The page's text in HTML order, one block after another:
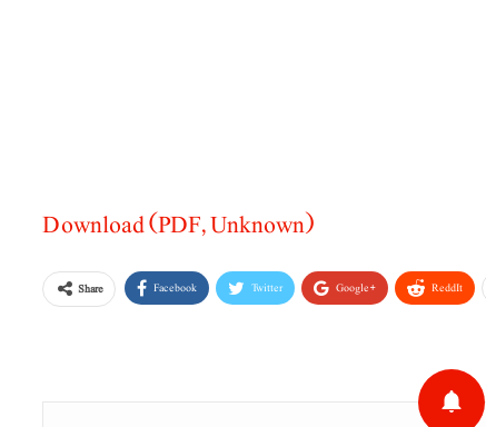
Download (PDF, Unknown)
Share Facebook Twitter Google+ ReddIt